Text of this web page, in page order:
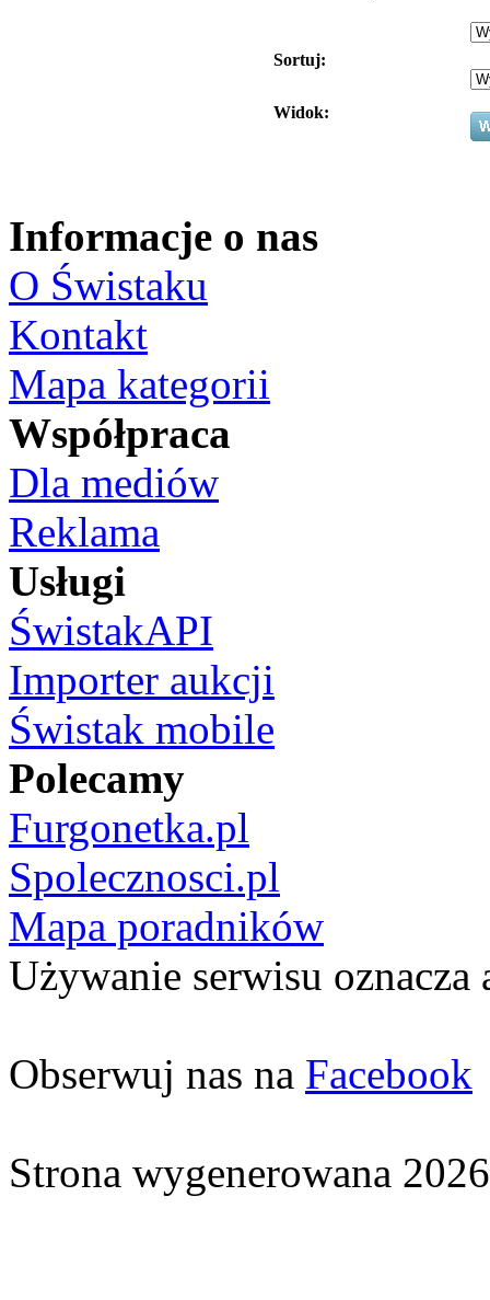
Sortuj:
Widok:
Informacje o nas
O Świstaku
Kontakt
Mapa kategorii
Współpraca
Dla mediów
Reklama
Usługi
ŚwistakAPI
Importer aukcji
Świstak mobile
Polecamy
Furgonetka.pl
Spolecznosci.pl
Mapa poradników
Używanie serwisu oznacza
Obserwuj nas na Facebook
Strona wygenerowana